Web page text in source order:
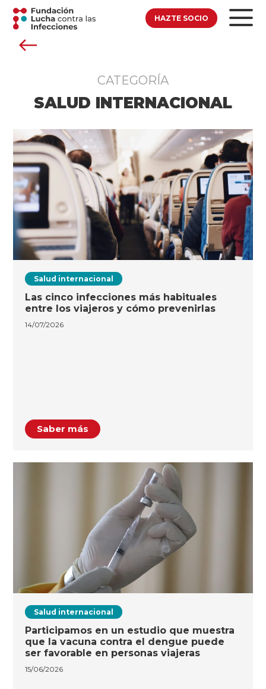
HAZTE SOCIO
CATEGORÍA
SALUD INTERNACIONAL
Salud internacional
Las cinco infecciones más habituales
entre los viajeros y cómo prevenirlas
14/07/2026
Saber más
Salud internacional
Participamos en un estudio que muestra
que la vacuna contra el dengue puede
ser favorable en personas viajeras
15/06/2026